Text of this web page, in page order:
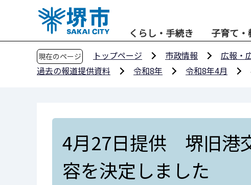
くらし・手続き 子育て・
現在のページ トップページ 市政情報 広報・
過去の報道提供資料
令和8年 令和8年4月
4月27日提供 堺旧港
容を決定しました